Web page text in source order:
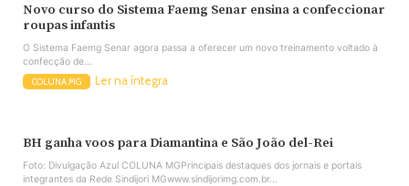
Novo curso do Sistema Faemg Senar ensina a confeccionar
roupas infantis
O Sistema Faemg Senar agora passa a oferecer um novo treinamento voltado à
confecção de...
COLUNA MG Ler na íntegra
BH ganha voos para Diamantina e São João del-Rei
Foto: Divulgação Azul COLUNA MGPrincipais destaques dos jornais e portais
integrantes da Rede Sindijori MGwww.sindijorimg.com.br...